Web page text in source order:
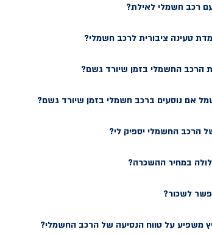
רכב חשמלי לאילת?
טעינה ציבורית לרכב חשמלי?
הרכב החשמלי בזמן שיורד גשם?
אם נוסעים ברכב חשמלי בזמן שיורד גשם?
הרכב החשמלי יספיק לי?
במחיר ההשכרה?
לשכור?
משפיע על טווח הנסיעה של הרכב החשמלי?